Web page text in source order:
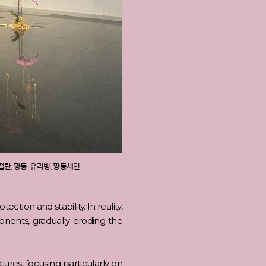
, 황동, 유리병, 황동체인
and stability. In reality,
gradually eroding the
focusing particularly on